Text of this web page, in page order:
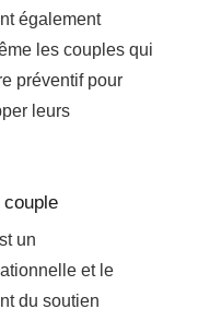
également
les couples qui
préventif pour
leurs
un
et le
du soutien